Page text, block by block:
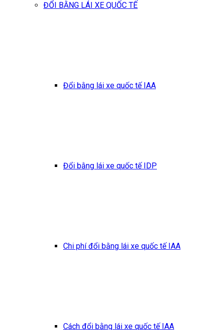
ĐỔI BẰNG LÁI XE QUỐC TẾ
Đổi bằng lái xe quốc tế IAA
Đổi bằng lái xe quốc tế IDP
Chi phí đổi bằng lái xe quốc tế IAA
Cách đổi bằng lái xe quốc tế IAA